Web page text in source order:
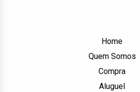
Home
Quem Somos
Compra
Aluguel